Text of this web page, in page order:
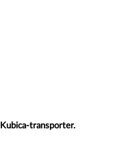
Kubica-transporter.